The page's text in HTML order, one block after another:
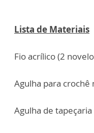
Lista de Materiais
Fio acrílico (2
Agulha para
Agulha de tapeçaria